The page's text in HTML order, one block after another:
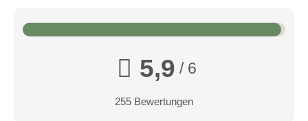
5,9 / 6
255 Bewertungen